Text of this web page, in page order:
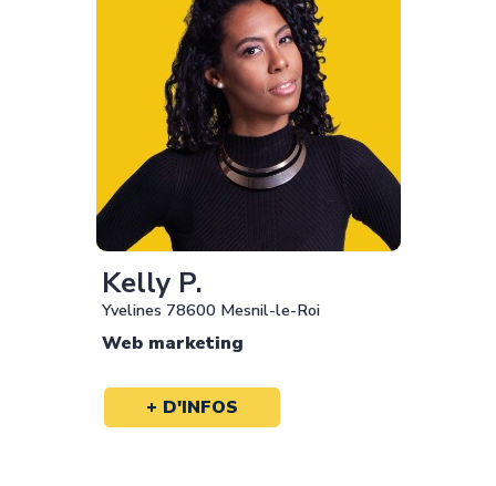
Kelly P.
Yvelines 78600 Mesnil-le-Roi
Web marketing
+ D'INFOS